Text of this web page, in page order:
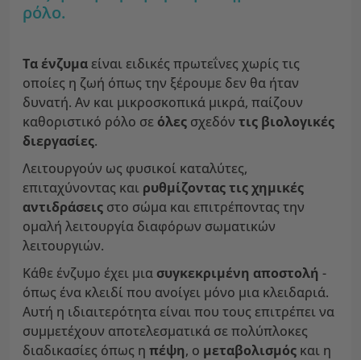
ρόλο.
Τα ένζυμα είναι ειδικές πρωτεΐνες χωρίς τις
οποίες η ζωή όπως την ξέρουμε δεν θα ήταν
δυνατή. Αν και μικροσκοπικά μικρά, παίζουν
καθοριστικό ρόλο σε όλες σχεδόν τις βιολογικές
διεργασίες.
Λειτουργούν ως φυσικοί καταλύτες,
επιταχύνοντας και ρυθμίζοντας τις χημικές
αντιδράσεις στο σώμα και επιτρέποντας την
ομαλή λειτουργία διαφόρων σωματικών
λειτουργιών.
Κάθε ένζυμο έχει μια συγκεκριμένη αποστολή -
όπως ένα κλειδί που ανοίγει μόνο μια κλειδαριά.
Αυτή η ιδιαιτερότητα είναι που τους επιτρέπει να
συμμετέχουν αποτελεσματικά σε πολύπλοκες
διαδικασίες όπως η πέψη, ο μεταβολισμός και η